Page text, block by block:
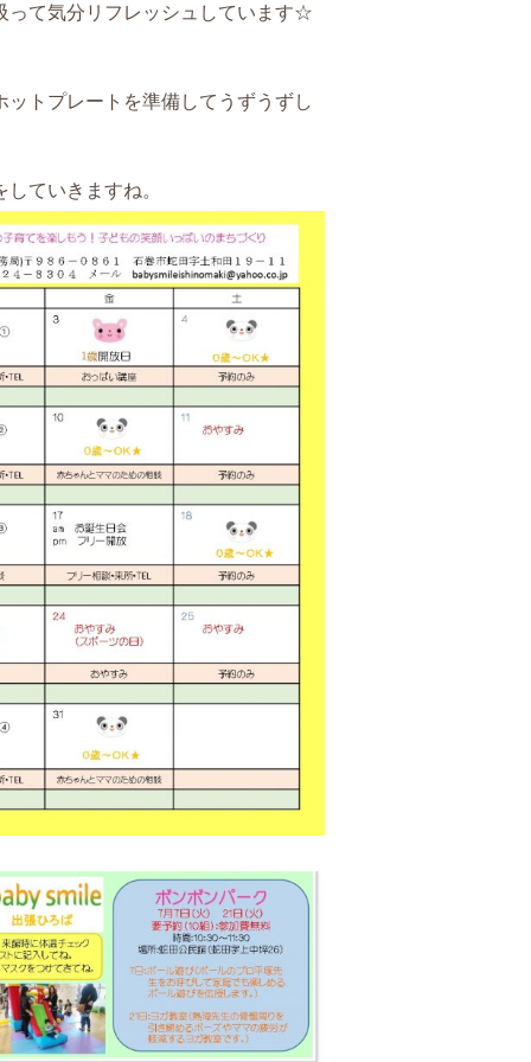
って気分リフレッシュしています☆
トプレートを準備してうずうずし
ていきますね。